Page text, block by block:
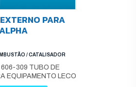
PARA
/ CATALISADOR
309 TUBO DE
EQUIPAMENTO LECO